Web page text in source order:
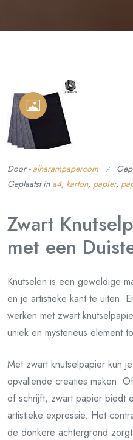
Door - alharampapercom
Geplaatst in a4, karton, papier,
Zwart
met een
Knutselen is een geweldige
en je artistieke kant te uiten.
werken met zwart
uniek en mysterieus element
Met zwart knutselpapier kun
opvallende creaties maken.
of schrijft, zwart papier biedt
artistieke expressie. Het
de donkere achtergrond